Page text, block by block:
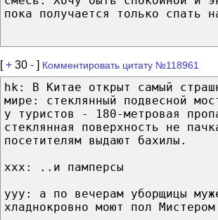
пока получается только спать
[+ 30 - ] Комментировать цитату №118961
hk: В Китае открыт самый
мире: стеклянный подвесной
у туристов - 180-метровая
стеклянная поверхность не
посетителям выдают бахилы.
xxx: ..и памперсы
yyy: а по вечерам уборщицы
хладнокровно моют пол